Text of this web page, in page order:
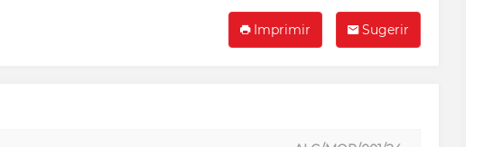
Sugerir
Imprimir